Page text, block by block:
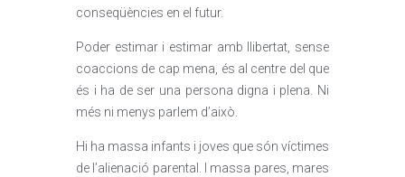
conseqüències en el futur.
Poder estimar i estimar amb llibertat, sense
coaccions de cap mena, és al centre del que
és i ha de ser una persona digna i plena. Ni
més ni menys parlem d’això.
Hi ha massa infants i joves que són víctimes
de l’alienació parental. I massa pares, mares